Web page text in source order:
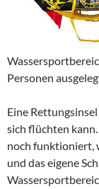
Personen
Eine
sich flüchten
noch funktioniert,
und das eigene